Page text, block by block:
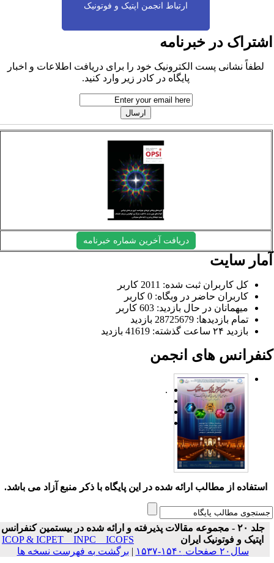
ارتباط انجمن اپتیک و فوتونیک
در خبرنامه
لطفاً نشانی پست الکترونیک خود را برای دریافت اطلاعات و اخبار
پایگاه در کادر زیر وارد کنید.
دریافت آخرین شماره خبرنامه
سایت
کل کاربران ثبت شده: 2011 کاربر
کاربران حاضر در وبگاه: 0 کاربر
میهمانان در حال بازدید: 603 کاربر
تمام بازدید‌ها: 28725679 بازدید
بازدید ۲۴ ساعت گذشته: 41619 بازدید
های انجمن
.
استفاده از مطالب ارائه شده در این پایگاه با ذکر منبع آزاد می باشد.
جلد ۲۰ - مجموعه مقالات پذیرفته و ارائه شده در بیستمین کنفرانس
اپتیک و فوتونیک ایران
ICOP & ICPET _ INPC _ ICOFS
سال۲۰ صفحات ۱۵۴۰-۱۵۳۷
| برگشت به فهرست نسخه ها